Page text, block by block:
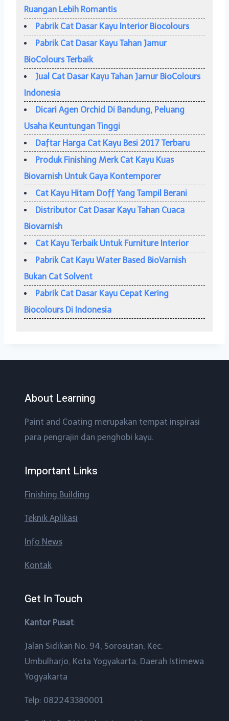
Ruangan Lebih Romantis
Pabrik Cat Dasar Kayu Interior Biocolours
Pabrik Cat Dasar Kayu Tahan Jamur
BioColours Terbaik
Jual Cat Dasar Kayu Tahan Jamur BioColours
Indonesia
Dicari Agen Orchid Di Bandung, Peluang
Usaha Keuntungan Tinggi
Daftar Harga Cat Kayu Besi 2017 Terbaru
Produk Finishing Merk Cat Kayu Kuas
Biovarnish Untuk Gaya Kontemporer
Cat Kayu Hitam Doff Yang Tampil Berani
Distributor Cat Dasar Kayu Tahan Cuaca
Biovarnish
Cat Kayu Terbaik Untuk Furniture Interior
Pabrik Cat Kayu Water Based BioVarnish
Bukan Cat Solvent
Pabrik Cat Dasar Kayu Cepat Kering
Biocolours Di Indonesia
About Learning
Paint and Coating merupakan tempat inspirasi
para pengrajin dan penghobi kayu.
Important Links
Finishing Building
Teknik Aplikasi
Info News
Kontak
Get In Touch
Kantor Pusat:
Jalan Sidikan No. 94, Sorosutan, Kec.
Umbulharjo, Kota Yogyakarta, Daerah Istimewa
Yogyakarta
Telp: 082243380001